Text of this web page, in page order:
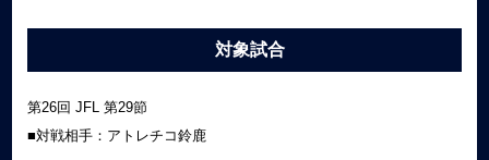
対象試合
第26回 JFL 第29節
■対戦相手：アトレチコ鈴鹿